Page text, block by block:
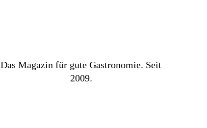
Das Magazin für gute Gastronomie. Seit
2009.